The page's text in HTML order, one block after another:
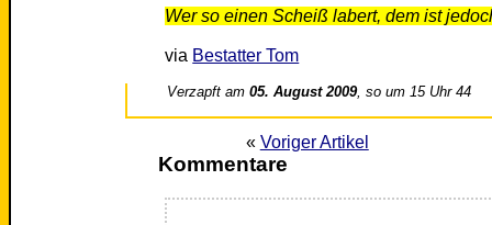
Wer so einen Scheiß labert, dem ist
via Bestatter Tom
Verzapft am05. August 2009, so um 15 Uhr 44
« Voriger Artikel
Kommentare